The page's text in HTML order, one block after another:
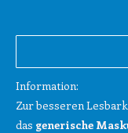
lasse
leer.
Bitte
Feld
leer.
Information:
Zur besseren
das generische